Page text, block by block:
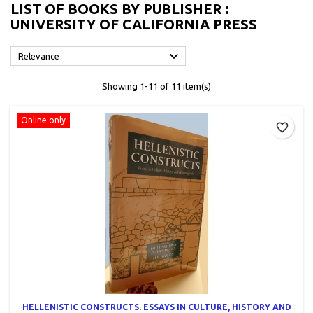
LIST OF BOOKS BY PUBLISHER :
UNIVERSITY OF CALIFORNIA PRESS
Relevance 
Showing 1-11 of 11 item(s)
Online only
HELLENISTIC CONSTRUCTS. ESSAYS IN CULTURE, HISTORY AND
favorite_border